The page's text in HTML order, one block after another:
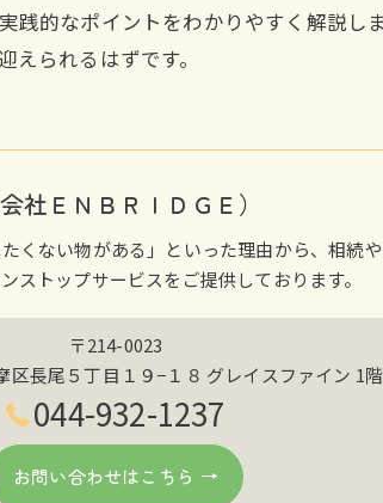
的なポイントをわかりやすく解説し
られるはずです。
社ＥＮＢＲＩＤＧＥ）
くない物がある」といった理由から、相続
ストップサービスをご提供しております。
〒214-0023
区長尾５丁目１９−１８ グレイスファイン 1階
044-932-1237
お問い合わせはこちら